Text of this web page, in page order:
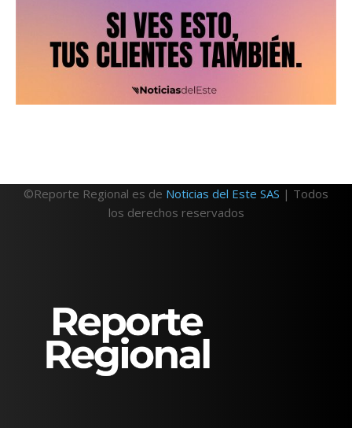
©Reporte Regional es de Noticias del Este SAS | Todos
los derechos reservados